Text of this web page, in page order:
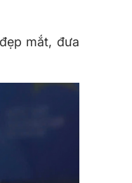
mắt, đưa